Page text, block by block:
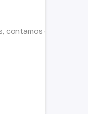
contamos con el